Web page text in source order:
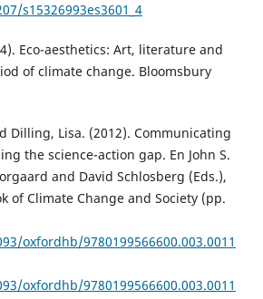
s15326993es3601_4
Eco-aesthetics: Art, literature and
of climate change. Bloomsbury
Dilling, Lisa. (2012). Communicating
the science-action gap. En John S.
and David Schlosberg (Eds.),
of Climate Change and Society (pp.
oxfordhb/9780199566600.003.0011
oxfordhb/9780199566600.003.0011